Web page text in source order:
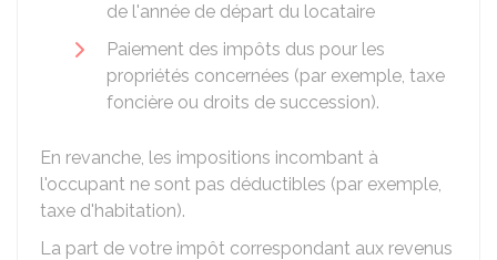
de l'année de départ du locataire
Paiement des impôts dus pour les
propriétés concernées (par exemple, taxe
foncière ou droits de succession).
En revanche, les impositions incombant à
l'occupant ne sont pas déductibles (par exemple,
taxe d'habitation).
La part de votre impôt correspondant aux revenus